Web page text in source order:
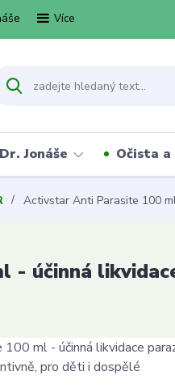
Více
Jonáše Očista
Activstar Anti Parasite 100
- účinná